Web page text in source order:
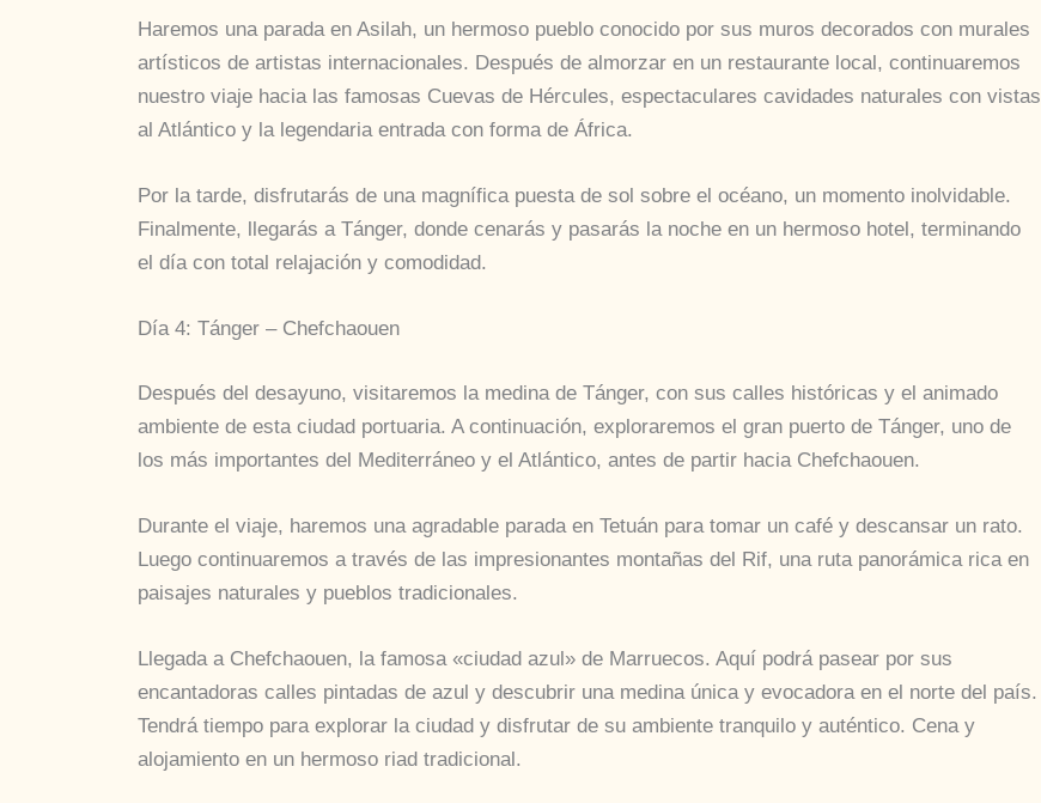
Haremos una parada en Asilah, un hermoso pueblo conocido por sus muros decorados con murales
artísticos de artistas internacionales. Después de almorzar en un restaurante local, continuaremos
nuestro viaje hacia las famosas Cuevas de Hércules, espectaculares cavidades naturales con vistas
al Atlántico y la legendaria entrada con forma de África.
Por la tarde, disfrutarás de una magnífica puesta de sol sobre el océano, un momento inolvidable.
Finalmente, llegarás a Tánger, donde cenarás y pasarás la noche en un hermoso hotel, terminando
el día con total relajación y comodidad.
Día 4: Tánger – Chefchaouen
Después del desayuno, visitaremos la medina de Tánger, con sus calles históricas y el animado
ambiente de esta ciudad portuaria. A continuación, exploraremos el gran puerto de Tánger, uno de
los más importantes del Mediterráneo y el Atlántico, antes de partir hacia Chefchaouen.
Durante el viaje, haremos una agradable parada en Tetuán para tomar un café y descansar un rato.
Luego continuaremos a través de las impresionantes montañas del Rif, una ruta panorámica rica en
paisajes naturales y pueblos tradicionales.
Llegada a Chefchaouen, la famosa «ciudad azul» de Marruecos. Aquí podrá pasear por sus
encantadoras calles pintadas de azul y descubrir una medina única y evocadora en el norte del país.
Tendrá tiempo para explorar la ciudad y disfrutar de su ambiente tranquilo y auténtico. Cena y
alojamiento en un hermoso riad tradicional.